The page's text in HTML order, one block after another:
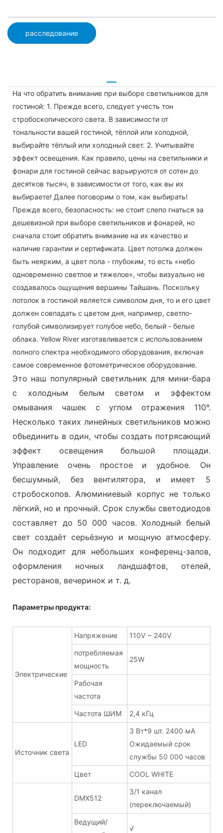
расследование
На что обратить внимание при выборе светильников для
гостиной: 1. Прежде всего, следует учесть тон
стробоскопического света. В зависимости от
тональности вашей гостиной, тёплой или холодной,
выбирайте тёплый или холодный свет. 2. Учитывайте
эффект освещения. Как правило, цены на светильники и
фонари для гостиной сейчас варьируются от сотен до
десятков тысяч, в зависимости от того, как вы их
выбираете! Далее поговорим о том, как выбирать!
Прежде всего, безопасность: не стоит слепо гнаться за
дешевизной при выборе светильников и фонарей, но
сначала стоит обратить внимание на их качество и
наличие гарантии и сертификата. Цвет потолка должен
быть неярким, а цвет пола - глубоким, то есть «небо
одновременно светлое и тяжелое», чтобы визуально не
создавалось ощущения вершины Тайшань. Поскольку
потолок в гостиной является символом дня, то и его цвет
должен совпадать с цветом дня, например, светло-
голубой символизирует голубое небо, белый - белые
облака. Yellow River изготавливается с использованием
полного спектра необходимого оборудования, включая
самое современное фотометрическое оборудование.
Это наш популярный светильник для мини-бара
с холодным белым светом и эффектом
омывания чашек с углом отражения 110°.
Несколько таких линейных светильников можно
объединить в один, чтобы создать потрясающий
эффект освещения большой площади.
Управление очень простое и удобное. Он
бесшумный, без вентилятора, и имеет 5
стробоскопов. Алюминиевый корпус не только
лёгкий, но и прочный. Срок службы светодиодов
составляет до 50 000 часов. Холодный белый
свет создаёт серьёзную и мощную атмосферу.
Он подходит для небольших конференц-залов,
оформления ночных ландшафтов, отелей,
ресторанов, вечеринок и т. д.
Параметры продукта:
Электрические
Напряжение 110V ~ 240V
потребляемая
мощность
25W
Рабочая
частота
Частота ШИМ 2,4 кГц
Источник света
LED
3 Вт*9 шт. 2400 мА
Ожидаемый срок
службы 50 000 часов
Цвет COOL WHITE
DMX512
3/1 канал
(переключаемый)
Ведущий/
√